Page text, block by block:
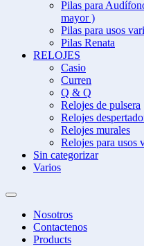
Pilas para
mayor )
Pilas para usos
Pilas Renata
RELOJES
Casio
Curren
Q & Q
Relojes de pulsera
Relojes
Relojes murales
Relojes para usos
Sin categorizar
Varios
Nosotros
Contactenos
Products